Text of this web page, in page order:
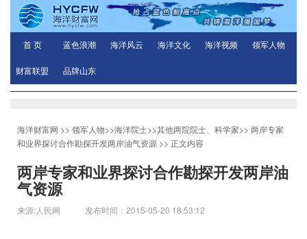
首 页 蓝色浪潮 海洋风云 海洋文化 海洋视频 领军人物
财富联盟 品牌山东
海洋财富网 >> 领军人物>>海洋院士>>其他两院院士、科学家>> 两岸专家
和业界探讨合作勘探开发两岸油气资源 >> 正文内容
两岸专家和业界探讨合作勘探开发两岸油
气资源
来源:人民网 发布时间：2015-05-20 18:53:12